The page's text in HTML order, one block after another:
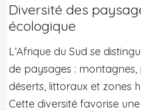
Diversité des
écologique
L’Afrique du Sud se
de paysages : montagnes,
déserts, littoraux et zones
Cette diversité favorise